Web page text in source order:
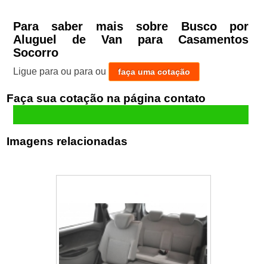
Para saber mais sobre Busco por
Aluguel de Van para Casamentos
Socorro
Ligue para ou para ou faça uma cotação
Faça sua cotação
Imagens relacionadas